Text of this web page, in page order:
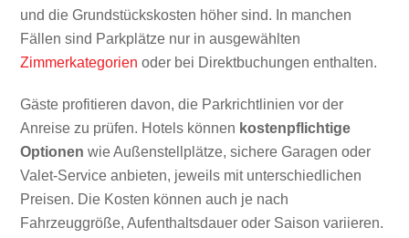
und die Grundstückskosten höher sind. In manchen
Fällen sind Parkplätze nur in ausgewählten
Zimmerkategorien oder bei Direktbuchungen enthalten.
Gäste profitieren davon, die Parkrichtlinien vor der
Anreise zu prüfen. Hotels können kostenpflichtige
Optionen wie Außenstellplätze, sichere Garagen oder
Valet-Service anbieten, jeweils mit unterschiedlichen
Preisen. Die Kosten können auch je nach
Fahrzeuggröße, Aufenthaltsdauer oder Saison variieren.